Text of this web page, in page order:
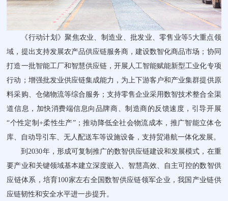
《行动计划》聚焦农业、制造业、批发业、零售业等5大重点领
域，提出支持发展农产品供应链服务商，建设数智化商品市场；协同
打造一批智能工厂和智慧供应链，开展人工智能赋能新型工业化专项
行动；增强批发业供应链集成能力，为上下游客户和产业集群提供原
料采购、仓储物流等综合服务；支持零售企业采用数智技术整合全渠
道信息，加快消费端信息向品牌商、制造商的反馈速度，引导开展
“个性定制+柔性生产”；推动降低全社会物流成本，推广智能立体仓
库、自动导引车、无人配送车等设施设备，支持贸港航一体化发展。
到2030年，形成可复制推广的数智供应链建设和发展模式，在重
要产业和关键领域基本建立深度嵌入、智慧高效、自主可控的数智供
应链体系，培育100家左右全国数智供应链领军企业，我国产业链供
应链韧性和安全水平进一步提升。